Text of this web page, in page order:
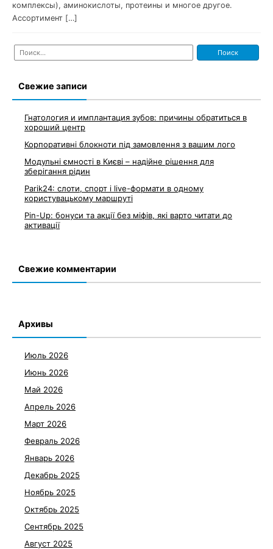
комплексы), аминокислоты, протеины и многое другое.
Ассортимент […]
Найти:
Свежие записи
Гнатология и имплантация зубов: причины обратиться в
хороший центр
Корпоративні блокноти під замовлення з вашим лого
Модульні ємності в Києві – надійне рішення для
зберігання рідин
Parik24: слоти, спорт і live-формати в одному
користувацькому маршруті
Pin-Up: бонуси та акції без міфів, які варто читати до
активації
Свежие комментарии
Архивы
Июль 2026
Июнь 2026
Май 2026
Апрель 2026
Март 2026
Февраль 2026
Январь 2026
Декабрь 2025
Ноябрь 2025
Октябрь 2025
Сентябрь 2025
Август 2025